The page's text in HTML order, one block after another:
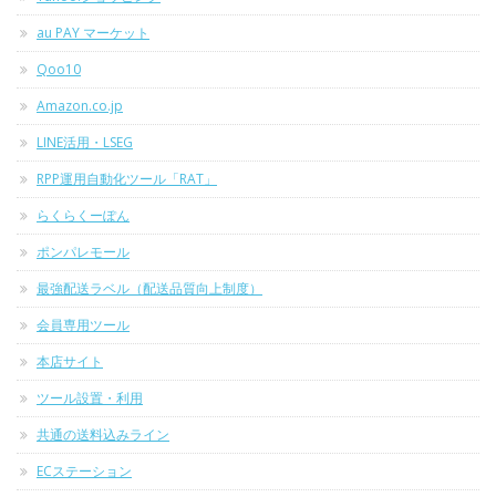
au PAY マーケット
Qoo10
Amazon.co.jp
LINE活用・LSEG
RPP運用自動化ツール「RAT」
らくらくーぽん
ポンパレモール
最強配送ラベル（配送品質向上制度）
会員専用ツール
本店サイト
ツール設置・利用
共通の送料込みライン
ECステーション